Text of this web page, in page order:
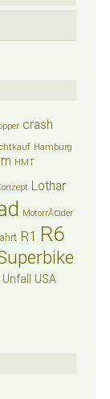
crash
Hamburg
HMT
Lothar
MotorrÃ¤der
R1 R6
Unfall USA